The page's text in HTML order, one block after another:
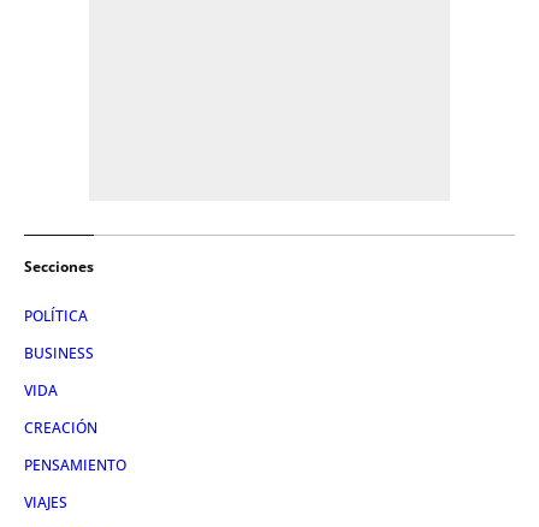
Secciones
POLÍTICA
BUSINESS
VIDA
CREACIÓN
PENSAMIENTO
VIAJES